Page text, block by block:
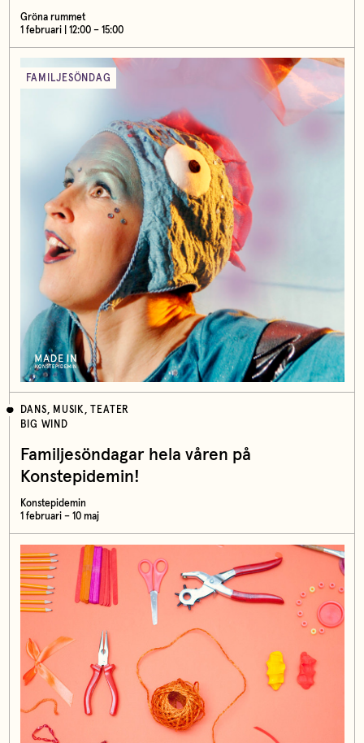
Gröna rummet
1 februari | 12:00 – 15:00
FAMILJESÖNDAG
DANS, MUSIK, TEATER
BIG WIND
Familjesöndagar hela våren på
Konstepidemin!
Konstepidemin
1 februari – 10 maj